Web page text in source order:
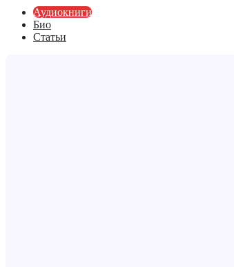
Аудиокниги
Био
Статьи